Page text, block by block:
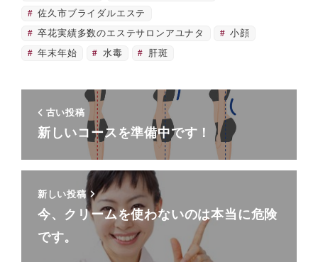
佐久市ブライダルエステ
卒花実績多数のエステサロンアユナタ
小顔
年末年始
水毒 肝斑
古い投稿
新しいコースを準備中です！
新しい投稿
今、クリームを使わないのは本当に危険
です。